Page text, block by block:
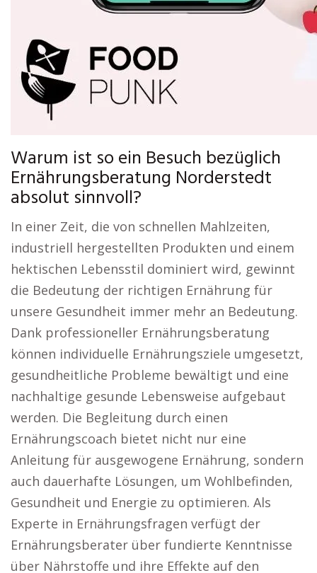
Warum ist so ein Besuch bezüglich
Ernährungsberatung Norderstedt
absolut sinnvoll?
In einer Zeit, die von schnellen Mahlzeiten,
industriell hergestellten Produkten und einem
hektischen Lebensstil dominiert wird, gewinnt
die Bedeutung der richtigen Ernährung für
unsere Gesundheit immer mehr an Bedeutung.
Dank professioneller Ernährungsberatung
können individuelle Ernährungsziele umgesetzt,
gesundheitliche Probleme bewältigt und eine
nachhaltige gesunde Lebensweise aufgebaut
werden. Die Begleitung durch einen
Ernährungscoach bietet nicht nur eine
Anleitung für ausgewogene Ernährung, sondern
auch dauerhafte Lösungen, um Wohlbefinden,
Gesundheit und Energie zu optimieren. Als
Experte in Ernährungsfragen verfügt der
Ernährungsberater über fundierte Kenntnisse
über Nährstoffe und ihre Effekte auf den